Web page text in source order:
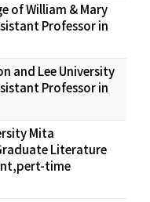
of William & Mary
Professor in
and Lee University
Professor in
Mita
Literature
time